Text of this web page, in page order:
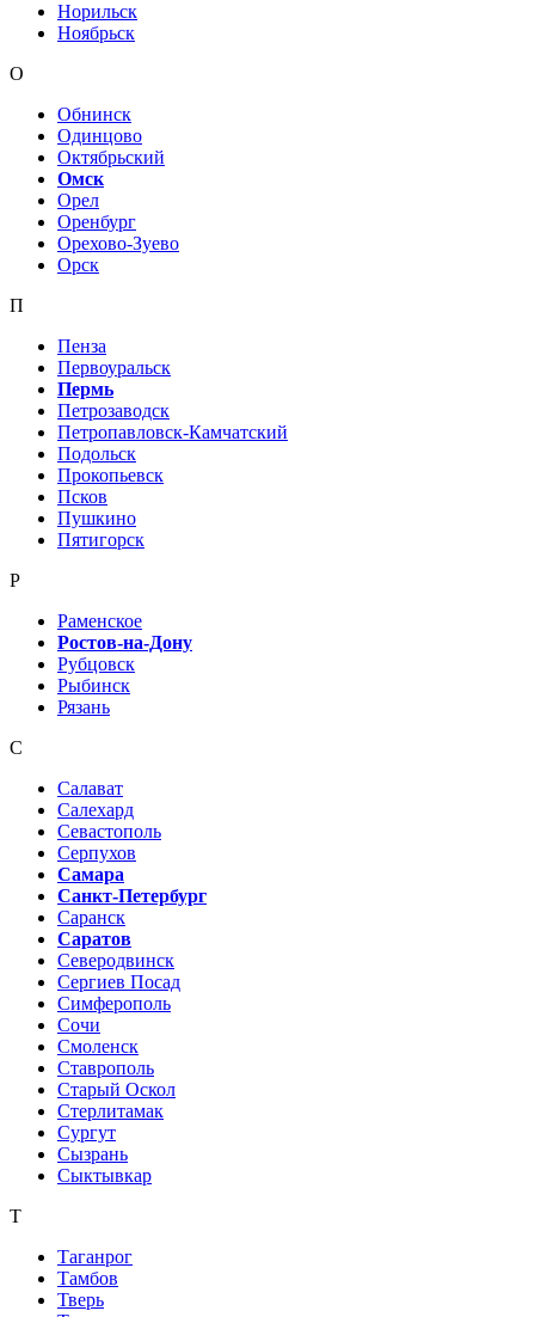
Норильск
Ноябрьск
О
Обнинск
Одинцово
Октябрьский
Омск
Орел
Оренбург
Орехово-Зуево
Орск
П
Пенза
Первоуральск
Пермь
Петрозаводск
Петропавловск-Камчатский
Подольск
Прокопьевск
Псков
Пушкино
Пятигорск
Р
Раменское
Ростов-на-Дону
Рубцовск
Рыбинск
Рязань
С
Салават
Салехард
Севастополь
Серпухов
Самара
Санкт-Петербург
Саранск
Саратов
Северодвинск
Сергиев Посад
Симферополь
Сочи
Смоленск
Ставрополь
Старый Оскол
Стерлитамак
Сургут
Сызрань
Сыктывкар
Т
Таганрог
Тамбов
Тверь